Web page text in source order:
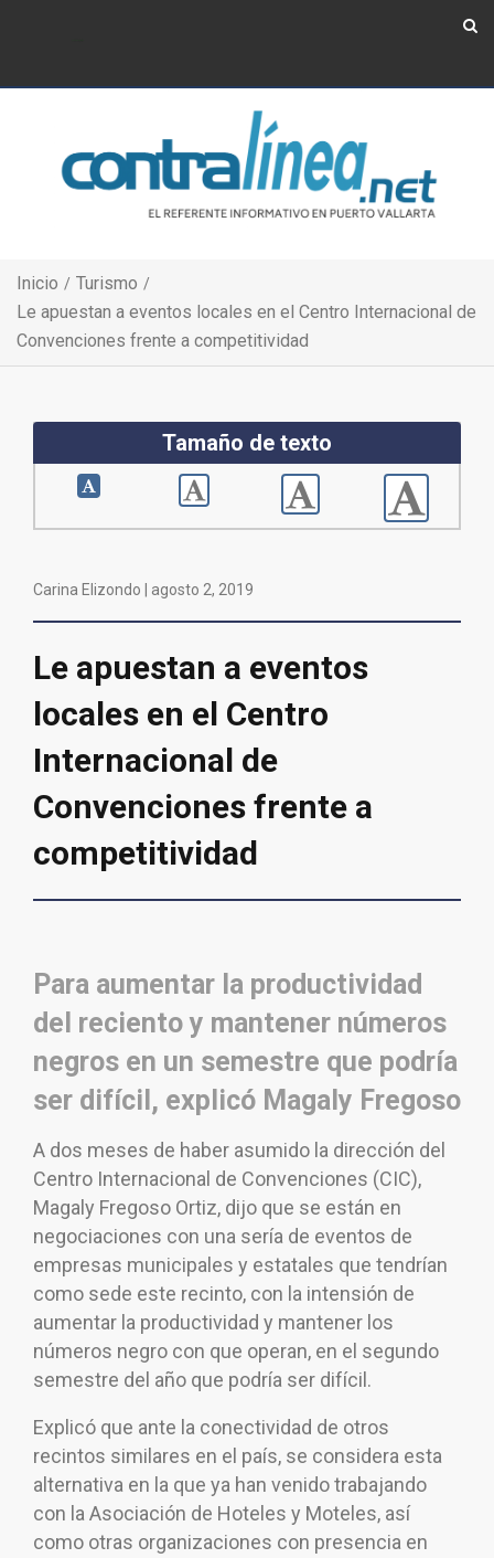
Inicio
Turismo
Le apuestan a eventos locales en el Centro Internacional de
Convenciones frente a competitividad
Tamaño de texto
Carina Elizondo | agosto 2, 2019
Le apuestan a eventos
locales en el Centro
Internacional de
Convenciones frente a
competitividad
Para aumentar la productividad
del reciento y mantener números
negros en un semestre que podría
ser difícil, explicó Magaly Fregoso
A dos meses de haber asumido la dirección del
Centro Internacional de Convenciones (CIC),
Magaly Fregoso Ortiz, dijo que se están en
negociaciones con una sería de eventos de
empresas municipales y estatales que tendrían
como sede este recinto, con la intensión de
aumentar la productividad y mantener los
números negro con que operan, en el segundo
semestre del año que podría ser difícil.
Explicó que ante la conectividad de otros
recintos similares en el país, se considera esta
alternativa en la que ya han venido trabajando
con la Asociación de Hoteles y Moteles, así
como otras organizaciones con presencia en